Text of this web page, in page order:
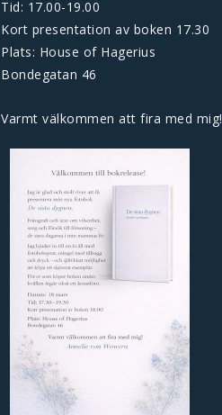
Tid: 17.00-19.00
Kort presentation av boken 17.30
Plats: House of Hagerius
Bondegatan 46
Varmt välkommen att fira med mig!